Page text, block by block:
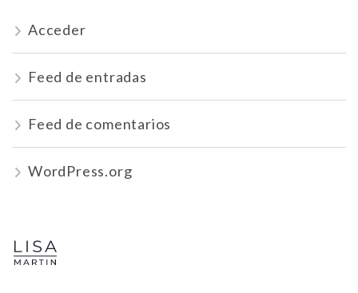
Acceder
Feed de entradas
Feed de comentarios
WordPress.org